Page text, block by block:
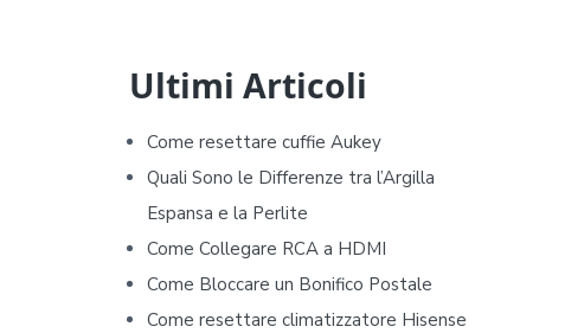
d
e
b
a
r
Ultimi Articoli
Come resettare cuffie Aukey​​
Quali Sono le Differenze tra l’Argilla
Espansa e la Perlite
Come Collegare RCA a HDMI
Come Bloccare un Bonifico Postale
Come resettare climatizzatore Hisense​​